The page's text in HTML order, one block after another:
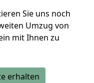
Sie uns noch
Umzug von
mit Ihnen zu
erhalten